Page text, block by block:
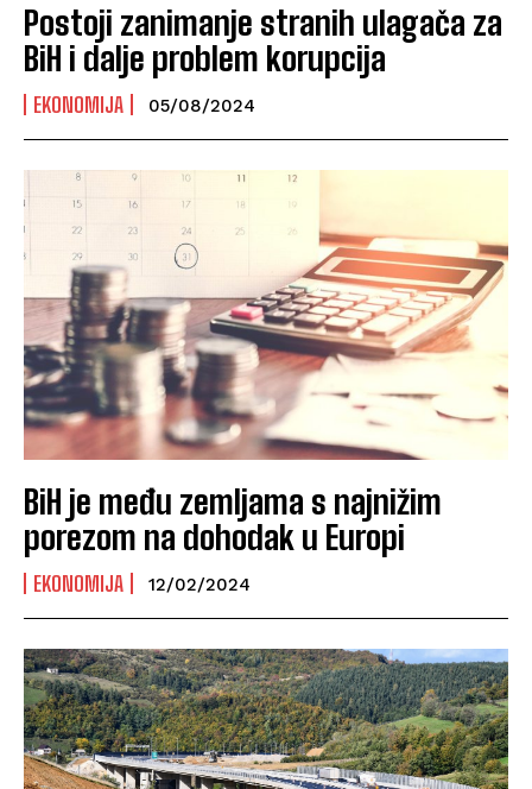
Postoji zanimanje stranih ulagača za
BiH i dalje problem korupcija
EKONOMIJA 05/08/2024
BiH je među zemljama s najnižim
porezom na dohodak u Europi
EKONOMIJA 12/02/2024